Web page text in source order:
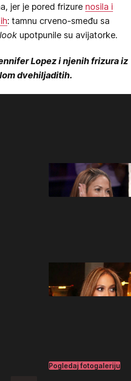
jer je pored frizure nosila i
: tamnu crveno-smeđu sa
look upotpunile su avijatorke.
Lopez i njenih frizura iz
dvehiljaditih.
Pogledaj fotogaleriju